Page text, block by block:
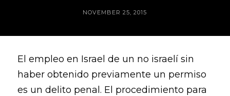
NOVEMBER 25, 2015
El empleo en Israel de un no israelí sin
haber obtenido previamente un permiso
es un delito penal. El procedimiento para